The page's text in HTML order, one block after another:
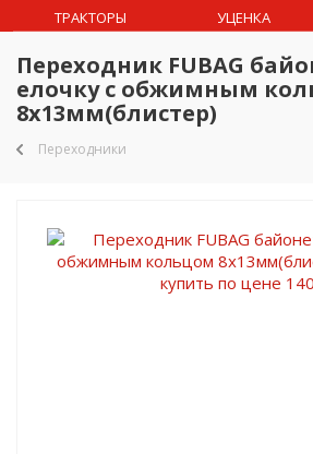
ТРАКТОРЫ УЦЕНКА
Переходник FUBAG
елочку с обжимным
8х13мм(блистер)
Переходники